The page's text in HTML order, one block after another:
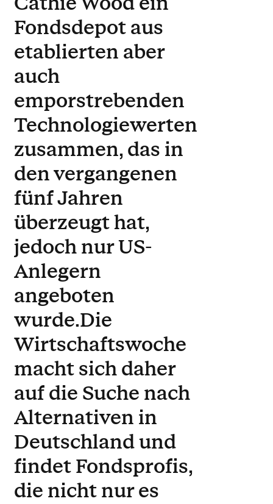
Fondsdepot aus
etablierten aber
auch
emporstrebenden
Technologiewerten
zusammen, das in
den vergangenen
fünf Jahren
überzeugt hat,
jedoch nur US-
Anlegern
angeboten
wurde.Die
Wirtschaftswoche
macht sich daher
auf die Suche nach
Alternativen in
Deutschland und
findet Fondsprofis,
die nicht nur es